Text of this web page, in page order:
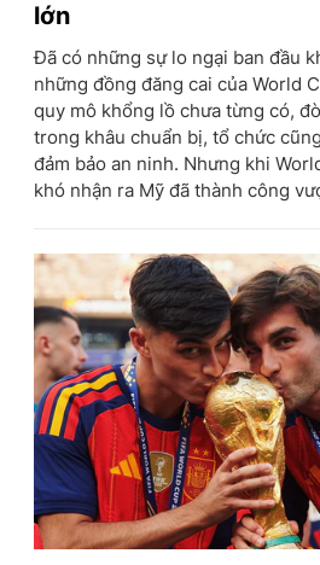
lớn
Đã có những sự lo ngại ban đầu
những đồng đăng cai của World
quy mô khổng lồ chưa từng có,
trong khâu chuẩn bị, tổ chức
đảm bảo an ninh. Nhưng khi
khó nhận ra Mỹ đã thành công